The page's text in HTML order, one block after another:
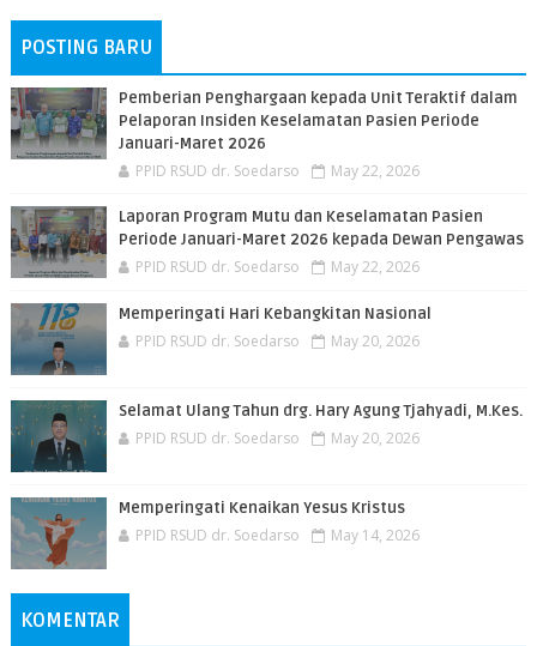
POSTING BARU
Pemberian Penghargaan kepada Unit Teraktif dalam
Pelaporan Insiden Keselamatan Pasien Periode
Januari-Maret 2026
PPID RSUD dr. Soedarso May 22, 2026
Laporan Program Mutu dan Keselamatan Pasien
Periode Januari-Maret 2026 kepada Dewan Pengawas
PPID RSUD dr. Soedarso May 22, 2026
Memperingati Hari Kebangkitan Nasional
PPID RSUD dr. Soedarso May 20, 2026
Selamat Ulang Tahun drg. Hary Agung Tjahyadi, M.Kes.
PPID RSUD dr. Soedarso May 20, 2026
Memperingati Kenaikan Yesus Kristus
PPID RSUD dr. Soedarso May 14, 2026
KOMENTAR